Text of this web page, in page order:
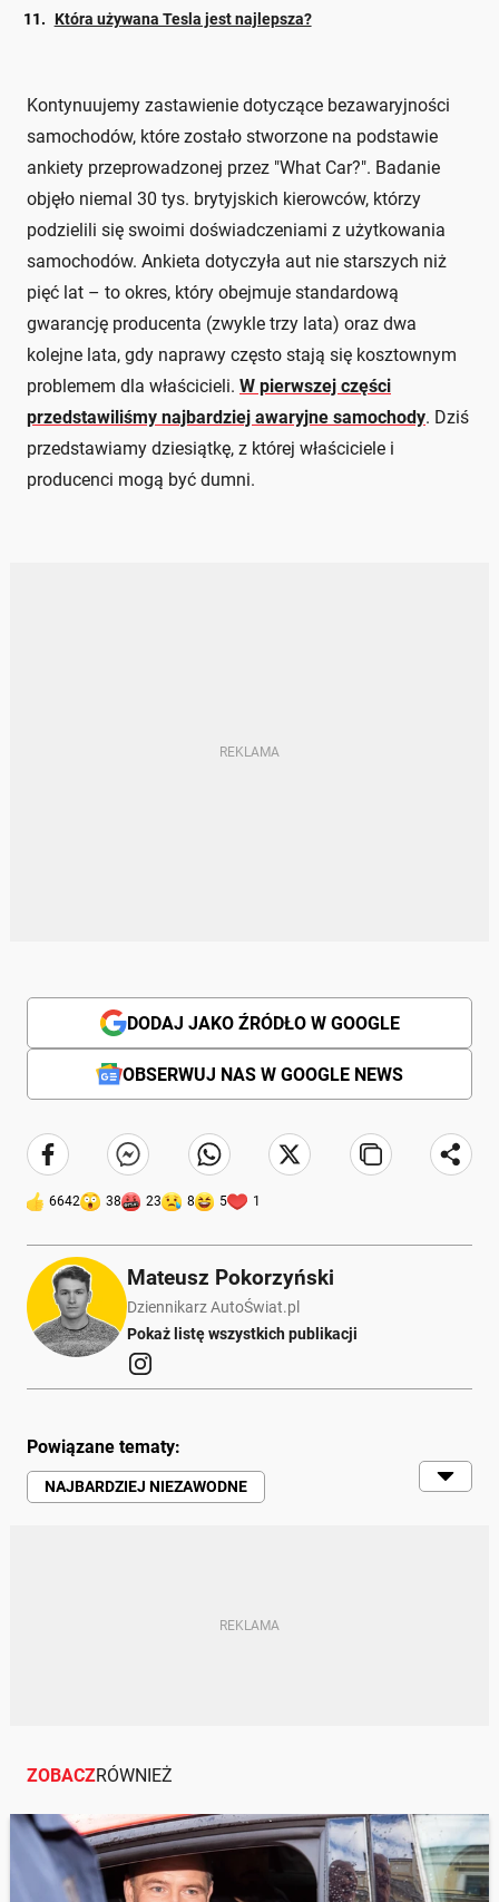
Która używana Tesla jest najlepsza?
Kontynuujemy zastawienie dotyczące bezawaryjności
samochodów, które zostało stworzone na podstawie
ankiety przeprowadzonej przez "What Car?". Badanie
objęło niemal 30 tys. brytyjskich kierowców, którzy
podzielili się swoimi doświadczeniami z użytkowania
samochodów. Ankieta dotyczyła aut nie starszych niż
pięć lat – to okres, który obejmuje standardową
gwarancję producenta (zwykle trzy lata) oraz dwa
kolejne lata, gdy naprawy często stają się kosztownym
problemem dla właścicieli. W pierwszej części
przedstawiliśmy najbardziej awaryjne samochody. Dziś
przedstawiamy dziesiątkę, z której właściciele i
producenci mogą być dumni.
DODAJ JAKO ŹRÓDŁO W GOOGLE
OBSERWUJ NAS W GOOGLE NEWS
6642 38 23 8 5 1
Mateusz Pokorzyński
Dziennikarz AutoŚwiat.pl
Pokaż listę wszystkich publikacji
Powiązane tematy:
NAJBARDZIEJ NIEZAWODNE
ZOBACZRÓWNIEŻ